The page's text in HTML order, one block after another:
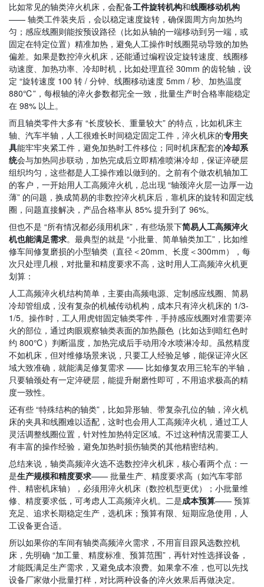
比如常见的轴类淬火机床，会配备工件旋转机构和线圈移动机构
—— 轴类工件装夹后，会以稳定速度旋转，确保圆周方向加热均
匀；感应线圈则能按预设路径（比如从轴的一端移动到另一端，或
固定在特定位置）精准加热，避免人工操作时线圈晃动导致的加热
偏差。如果是数控淬火机床，还能通过编程设定旋转速度、线圈移
动速度、加热功率、冷却时机，比如处理直径 30mm 的齿轮轴，设
定 “旋转速度 100 转 / 分钟、线圈移动速度 5mm / 秒、加热温度
880℃”，每根轴的淬火参数都完全一致，批量生产时合格率能稳定
在 98% 以上。
而且轴类零件大多有 “长度较长、重量较大” 的特点，比如机床主
轴、汽车半轴，人工很难长时间稳定固定工件，淬火机床的专用夹
具能牢牢夹紧工件，避免加热时工件移位；同时机床配套的冷却系
统会与加热同步联动，加热完成后立即精准喷淋冷却，保证淬硬层
组织均匀，这些都是人工操作难以做到的。之前有个做农机轴加工
的客户，一开始用人工高频淬火机，总出现 “轴颈淬火层一边厚一边
薄” 的问题，换成简易的非数控淬火机床后，靠机床的旋转和固定线
圈，问题直接解决，产品合格率从 85% 提升到了 96%。
但也不是 “所有情况都必须用机床”，有些场景下简易人工高频淬火
机也能满足需求。最典型的就是 “小批量、简单轴类加工”，比如维
修车间修复磨损的小型轴类（直径＜20mm、长度＜300mm），每
次只处理几根，对批量和精度要求不高，这时用人工高频淬火机更
划算：
人工高频淬火机结构简单，主要由高频电源、定制感应线圈、简易
冷却管组成，没有复杂的机械传动机构，成本只有淬火机床的 1/3-
1/5。操作时，工人用虎钳固定轴类零件，手持感应线圈对准需要淬
火的部位，通过肉眼观察轴类表面的加热颜色（比如达到暗红色时
约 800℃）判断温度，加热完成后手动用冷水喷淋冷却。虽然精度
不如机床，但对维修场景来说，只要工人经验足够，能保证淬火区
域大致准确，就能满足修复需求 —— 比如修复农用三轮车的半轴，
只要轴颈处有一定淬硬层，能提升耐磨性即可，不用追求极高的精
度一致性。
还有些 “特殊结构的轴类”，比如异形轴、带复杂孔位的轴，淬火机
床的夹具和线圈难以适配，这时也会用人工高频淬火机，通过工人
灵活调整线圈位置，针对性加热特定区域。不过这种情况需要工人
有丰富的操作经验，避免加热时损伤轴类的其他精密结构。
总结来说，轴类高频淬火选不选数控淬火机床，核心看两个点：一
是生产规模和精度要求—— 批量生产、精度要求高（如汽车零部
件、精密机床轴），必须用淬火机床（数控机型更优）；小批量维
修、精度要求低，可考虑人工高频淬火机。二是成本预算—— 预算
充足、追求长期稳定生产，选机床；预算有限、短期应急使用，人
工设备更合适。
所以如果你的车间有轴类高频淬火需求，不用盲目跟风选数控机
床，先明确 “加工量、精度标准、预算范围”，再针对性选择设备，
才能既满足生产需求，又避免成本浪费。如果拿不准，也可以先找
设备厂家做小批量打样，对比两种设备的淬火效果后再做决定。